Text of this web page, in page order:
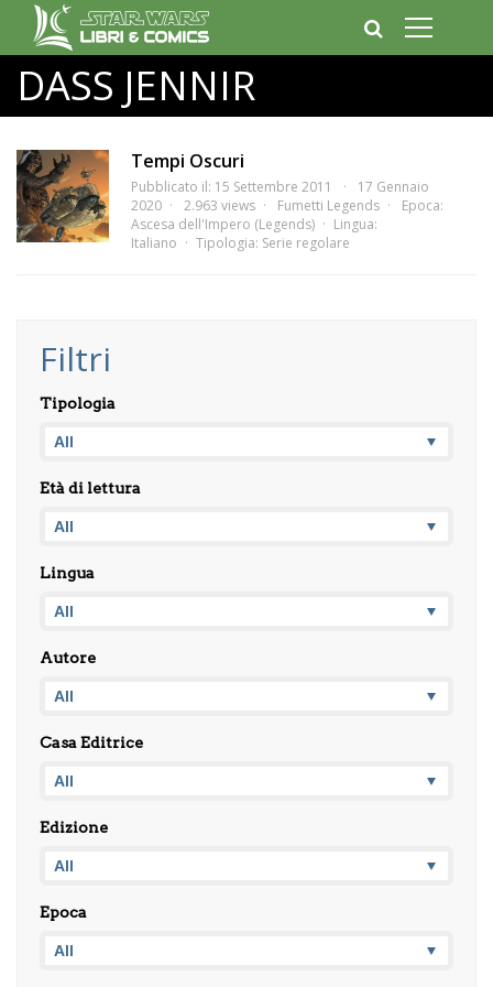
DASS JENNIR
Tempi Oscuri
Pubblicato il: 15 Settembre 2011
17 Gennaio
2020
2.963 views Fumetti Legends
Epoca:
Ascesa dell'Impero (Legends)
Lingua:
Italiano
Tipologia: Serie regolare
Filtri
Tipologia
Età di lettura
Lingua
Autore
Casa Editrice
Edizione
Epoca